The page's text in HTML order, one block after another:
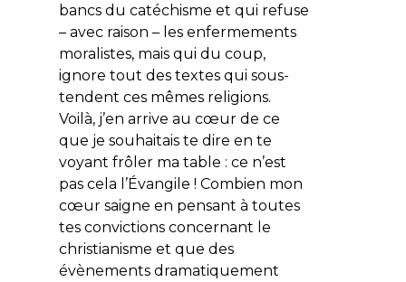
bancs du catéchisme et qui refuse
– avec raison – les enfermements
moralistes, mais qui du coup,
ignore tout des textes qui sous-
tendent ces mêmes religions.
Voilà, j’en arrive au cœur de ce
que je souhaitais te dire en te
voyant frôler ma table : ce n’est
pas cela l’Évangile ! Combien mon
cœur saigne en pensant à toutes
tes convictions concernant le
christianisme et que des
évènements dramatiquement